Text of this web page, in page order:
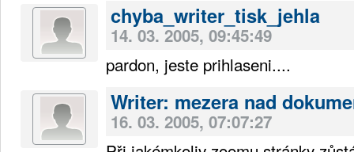
chyba_writer_tisk_jehla
14. 03. 2005, 09:45:49
pardon, jeste prihlaseni....
Writer: mezera nad
16. 03. 2005, 07:07:27